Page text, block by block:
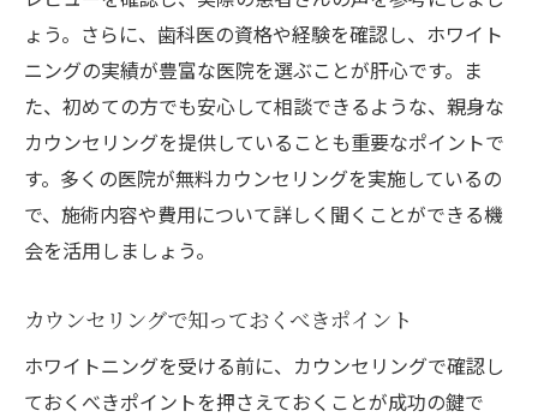
グ
岡山市北区で選ばれるホワイトニングの施術法
とは
人気のホワイトニング技術を比較
最新の施術法による効果の違い
患者のライフスタイルに合わせた選択肢
安心して受けられる施術環境
技術者の腕が光るホワイトニング方法
信頼できる歯医者を選ぶポイントとホワイトニ
ょう。さらに、歯科医の資格や経験を確認し、ホワイト
ニングの実績が豊富な医院を選ぶことが肝心です。ま
た、初めての方でも安心して相談できるような、親身な
カウンセリングを提供していることも重要なポイントで
す。多くの医院が無料カウンセリングを実施しているの
で、施術内容や費用について詳しく聞くことができる機
会を活用しましょう。
カウンセリングで知っておくべきポイント
ホワイトニングを受ける前に、カウンセリングで確認し
ておくべきポイントを押さえておくことが成功の鍵で